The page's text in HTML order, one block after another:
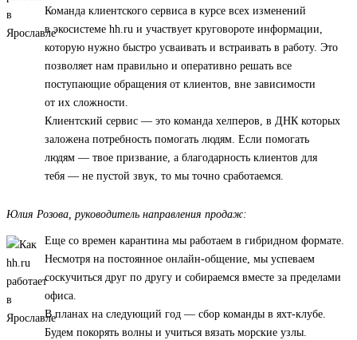
Команда клиентского сервиса в курсе всех изменений
в экосистеме hh.ru и участвует круговороте информации,
которую нужно быстро усваивать и встраивать в работу. Это
позволяет нам правильно и оперативно решать все
поступающие обращения от клиентов, вне зависимости
от их сложности.
Клиентский сервис — это команда хелперов, в ДНК которых
заложена потребность помогать людям. Если помогать
людям — твое призвание, а благодарность клиентов для
тебя — не пустой звук, то мы точно сработаемся.
Юлия Розова, руководитель направления продаж:
Еще со времен карантина мы работаем в гибридном формате.
Несмотря на постоянное онлайн-общение, мы успеваем
соскучиться друг по другу и собираемся вместе за пределами
офиса.
В планах на следующий год — сбор команды в яхт-клубе.
Будем покорять волны и учиться вязать морские узлы.